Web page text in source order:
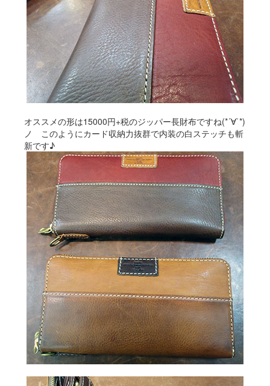
オススメの形は15000円+税のジッパー長財布ですね(*´∀`*)
ノ このようにカード収納力抜群で内装の白ステッチも斬
新です♪